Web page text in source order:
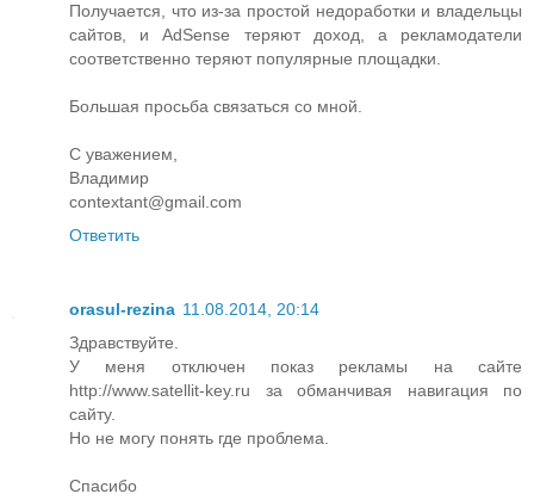
Получается, что из-за простой недоработки и владельцы
сайтов, и AdSense теряют доход, а рекламодатели
соответственно теряют популярные площадки.
Большая просьба связаться со мной.
С уважением,
Владимир
contextant@gmail.com
Ответить
orasul-rezina 11.08.2014, 20:14
Здравствуйте.
У меня отключен показ рекламы на сайте
http://www.satellit-key.ru за обманчивая навигация по
сайту.
Но не могу понять где проблема.
Спасибо